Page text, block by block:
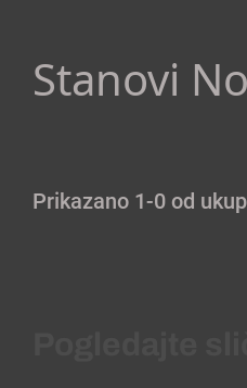
Stanovi
Prikazano 1-0 od